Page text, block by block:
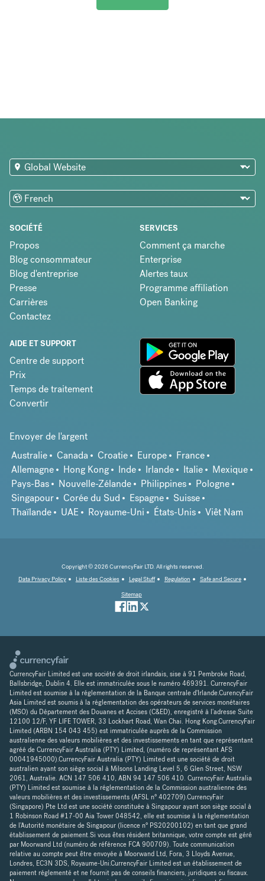
SOCIÉTÉ
Propos
Blog consommateur
Blog d'entreprise
Presse
Carrières
Contactez
SERVICES
Comment ça marche
Enterprise
Alertes taux
Programme affiliation
Open Banking
AIDE ET SUPPORT
Centre de support
Prix
Temps de traitement
Convertir
Envoyer de l'argent
Australie
Canada Croatie Europe
France
Allemagne
Hong Kong Inde Irlande Italie
Mexique
Pays-Bas
Nouvelle-Zélande Philippines
Pologne
Singapour
Corée du Sud Espagne
Suisse
Thaïlande
UAE Royaume-Uni États-Unis Viêt Nam
Copyright © 2026 CurrencyFair LTD. All rights reserved.
Data Privacy Policy
Liste des Cookies Legal Stuff Regulation
Safe and Secure
Sitemap
CurrencyFair Limited est une société de droit irlandais, sise à 91 Pembroke Road,
Ballsbridge, Dublin 4. Elle est immatriculée sous le numéro 469391. CurrencyFair
Limited est soumise à la réglementation de la Banque centrale d'Irlande.CurencyFair
Asia Limited est soumis à la réglementation des opérateurs de services monétaires
(MSO) du Département des Douanes et Accises (C&ED), enregistré à l'adresse Suite
12100 12/F, YF LIFE TOWER, 33 Lockhart Road, Wan Chai. Hong Kong.CurrencyFair
Limited (ARBN 154 043 455) est immatriculée auprès de la Commission
australienne des valeurs mobilières et des investissements en tant que représentant
agréé de CurrencyFair Australia (PTY) Limited, (numéro de représentant AFS
00041945000).CurrencyFair Australia (PTY) Limited est une société de droit
australien ayant son siège social à Milsons Landing Level 5, 6 Glen Street, NSW
2061, Australie. ACN 147 506 410, ABN 94 147 506 410. CurrencyFair Australia
(PTY) Limited est soumise à la réglementation de la Commission australienne des
valeurs mobilières et des investissements (AFSL n° 402709).CurrencyFair
(Singapore) Pte Ltd est une société constituée à Singapour ayant son siège social à
1 Robinson Road #17-00 Aia Tower 048542, elle est soumise à la réglementation
de l'Autorité monétaire de Singapour (licence n° PS20200102) en tant que grand
établissement de paiement.Si vous êtes résident britannique, votre compte est géré
par Moorwand Ltd (numéro de référence FCA 900709). Toute communication
relative au compte peut être envoyée à Moorwand Ltd, Fora, 3 Lloyds Avenue,
Londres, EC3N 3DS, Royaume-Uni.CurrencyFair Limited est un établissement de
paiement réglementé et ne fournit pas de conseils financiers, juridiques ou fiscaux.